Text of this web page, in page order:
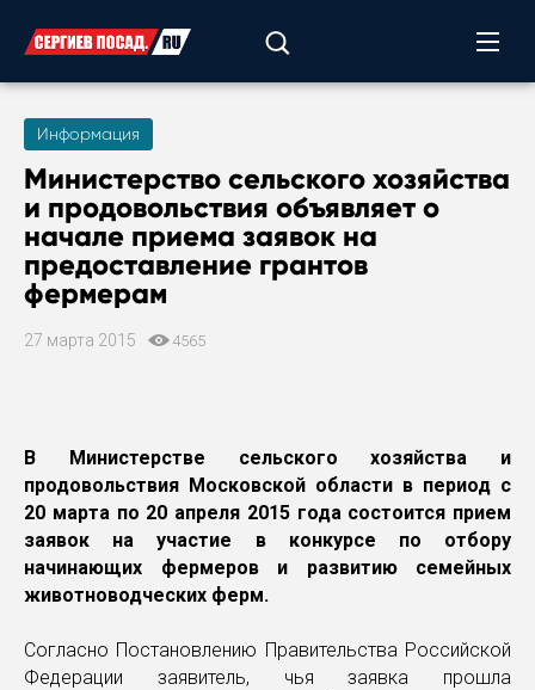
Информация
Министерство сельского хозяйства
и продовольствия объявляет о
начале приема заявок на
предоставление грантов
фермерам
27 марта 2015 4565
В Министерстве сельского хозяйства и
продовольствия Московской области в период с
20 марта по 20 апреля 2015 года состоится прием
заявок на участие в конкурсе по отбору
начинающих фермеров и развитию семейных
животноводческих ферм.
Согласно Постановлению Правительства Российской
Федерации заявитель, чья заявка прошла